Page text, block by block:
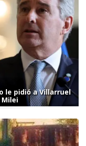
le pidió a Villarruel
Milei